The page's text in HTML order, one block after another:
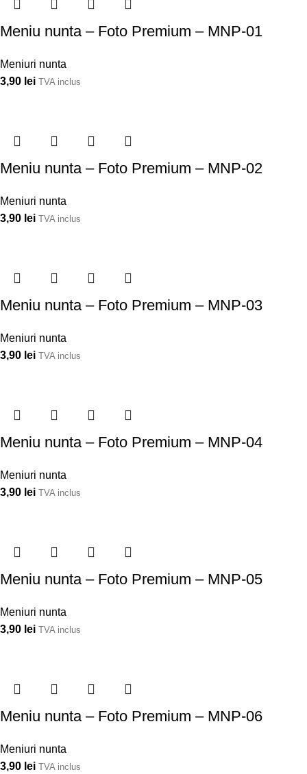
Meniu nunta – Foto Premium – MNP-01
Meniuri nunta
3,90 lei TVA inclus
Meniu nunta – Foto Premium – MNP-02
Meniuri nunta
3,90 lei TVA inclus
Meniu nunta – Foto Premium – MNP-03
Meniuri nunta
3,90 lei TVA inclus
Meniu nunta – Foto Premium – MNP-04
Meniuri nunta
3,90 lei TVA inclus
Meniu nunta – Foto Premium – MNP-05
Meniuri nunta
3,90 lei TVA inclus
Meniu nunta – Foto Premium – MNP-06
Meniuri nunta
3,90 lei TVA inclus